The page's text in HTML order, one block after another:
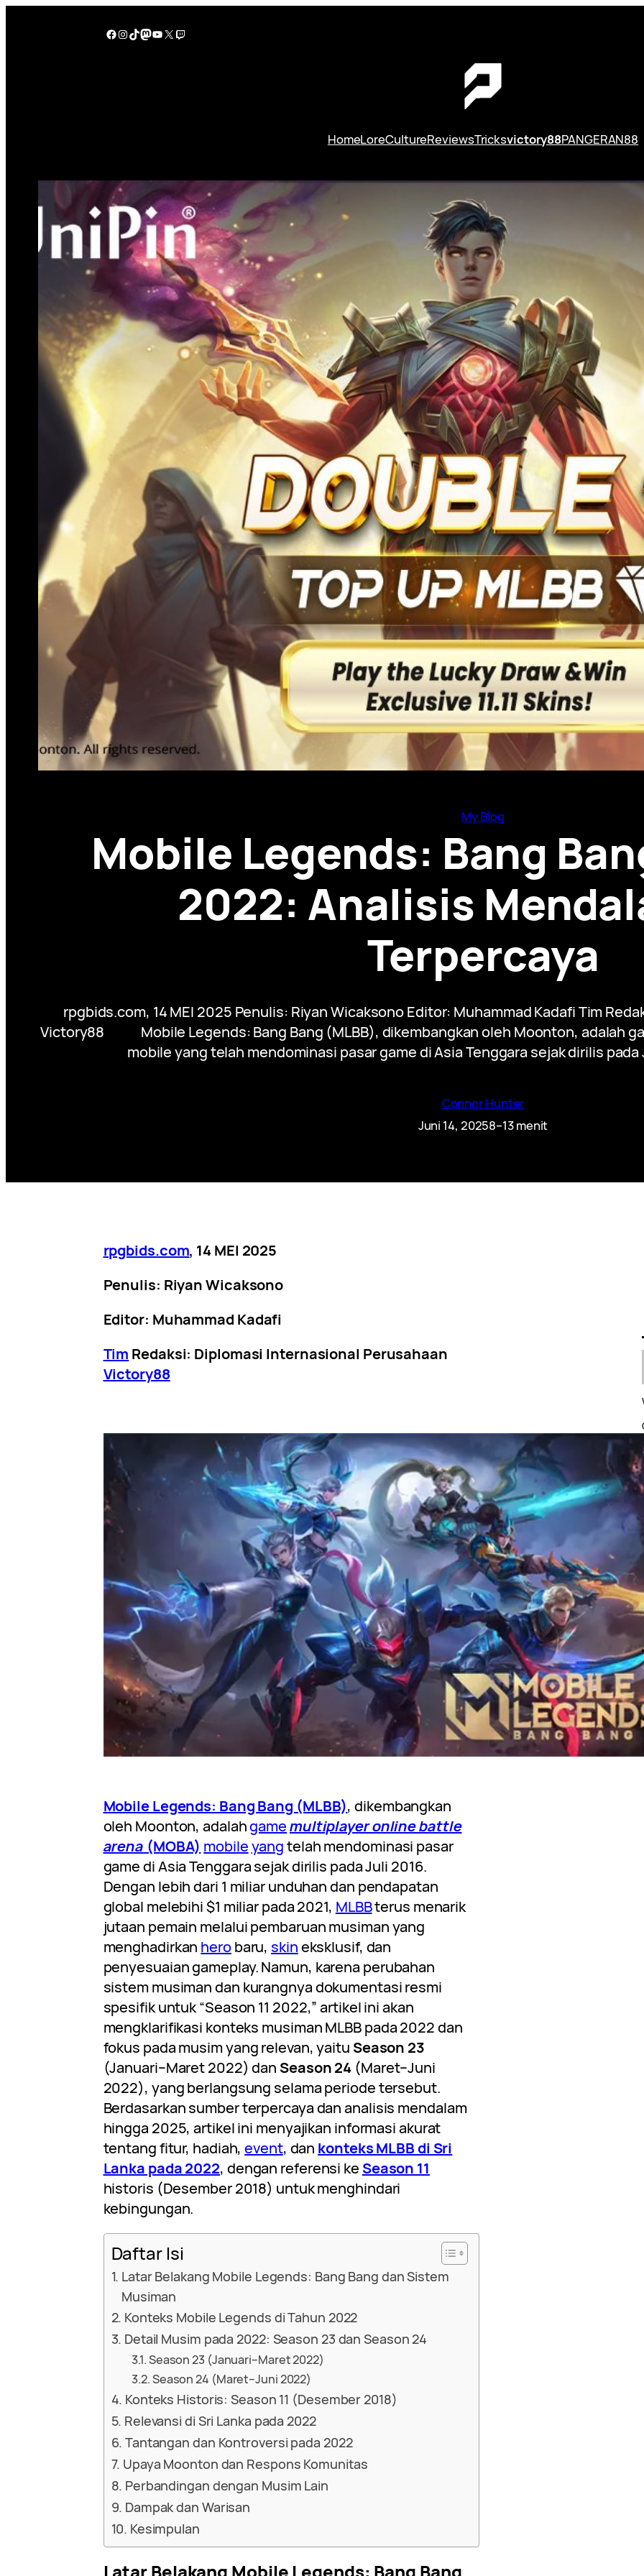
Facebook InstagramTikTok Mastodon YouTube X Twitch
HomeLoreCultureReviewsTricksvictory88PANGERAN88
My Blog
Mobile Legends: Bang
2022: Analisis
Terpercaya
rpgbids.com, 14 MEI 2025 Penulis: Riyan Wicaksono Editor: Muhammad Kadafi Tim
Victory88 Mobile Legends: Bang Bang (MLBB), dikembangkan oleh Moonton, adalah
mobile yang telah mendominasi pasar game di Asia Tenggara sejak dirilis pada
Connor Hunter
Juni 14, 20258–13 menit
rpgbids.com, 14 MEI 2025
Penulis: Riyan Wicaksono
Editor: Muhammad Kadafi
Tim Redaksi: Diplomasi Internasional Perusahaan
Victory88
Mobile Legends: Bang Bang (MLBB), dikembangkan
oleh Moonton, adalahgamemultiplayer online battle
arena (MOBA) mobileyangtelah mendominasi pasar
game di Asia Tenggara sejak dirilis pada Juli 2016.
Dengan lebih dari 1 miliar unduhan dan pendapatan
global melebihi $1 miliar pada 2021, MLBBterus menarik
jutaan pemain melalui pembaruan musiman yang
menghadirkan herobaru, skineksklusif, dan
penyesuaian gameplay. Namun, karena perubahan
sistem musiman dan kurangnya dokumentasi resmi
spesifik untuk “Season 11 2022,” artikel ini akan
mengklarifikasi konteks musiman MLBB pada 2022 dan
fokus pada musim yang relevan, yaitu Season 23
(Januari–Maret 2022) dan Season 24 (Maret–Juni
2022), yang berlangsung selama periode tersebut.
Berdasarkan sumber terpercaya dan analisis mendalam
hingga 2025, artikel ini menyajikan informasi akurat
tentang fitur, hadiah,event, dan konteks MLBB di Sri
Lanka pada 2022, dengan referensi ke Season 11
historis (Desember 2018) untuk menghindari
kebingungan.
Daftar Isi
Latar Belakang Mobile Legends: Bang Bang dan Sistem
Musiman
Konteks Mobile Legends di Tahun 2022
Detail Musim pada 2022: Season 23 dan Season 24
Season 23 (Januari–Maret 2022)
Season 24 (Maret–Juni 2022)
Konteks Historis: Season 11 (Desember 2018)
Relevansi di Sri Lanka pada 2022
Tantangan dan Kontroversi pada 2022
Upaya Moonton dan Respons Komunitas
Perbandingan dengan Musim Lain
Dampak dan Warisan
Kesimpulan
Latar Belakang Mobile Legends: Bang Bang